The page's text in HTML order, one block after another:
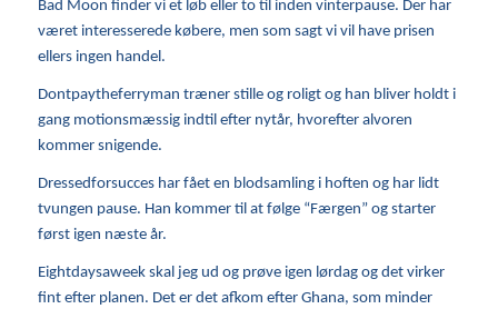
Bad Moon finder vi et løb eller to til inden vinterpause. Der har
været interesserede købere, men som sagt vi vil have prisen
ellers ingen handel.
Dontpaytheferryman træner stille og roligt og han bliver holdt i
gang motionsmæssig indtil efter nytår, hvorefter alvoren
kommer snigende.
Dressedforsucces har fået en blodsamling i hoften og har lidt
tvungen pause. Han kommer til at følge “Færgen” og starter
først igen næste år.
Eightdaysaweek skal jeg ud og prøve igen lørdag og det virker
fint efter planen. Det er det afkom efter Ghana, som minder